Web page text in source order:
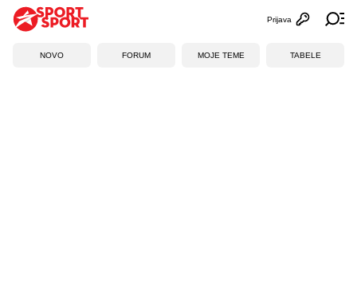
Otvori
Prijava
NOVO FORUM MOJE TEME TABELE